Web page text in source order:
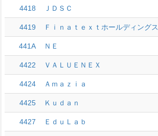
4418 ＪＤＳＣ
4419 Ｆｉｎａｔｅｘｔホールディングス
441A ＮＥ
4422 ＶＡＬＵＥＮＥＸ
4424 Ａｍａｚｉａ
4425 Ｋｕｄａｎ
4427 ＥｄｕＬａｂ